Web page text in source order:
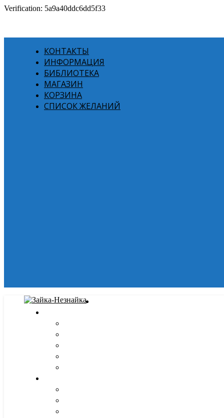
Verification: 5a9a40ddc6dd5f33
КОНТАКТЫ
ИНФОРМАЦИЯ
БИБЛИОТЕКА
МАГАЗИН
КОРЗИНА
СПИСОК ЖЕЛАНИЙ